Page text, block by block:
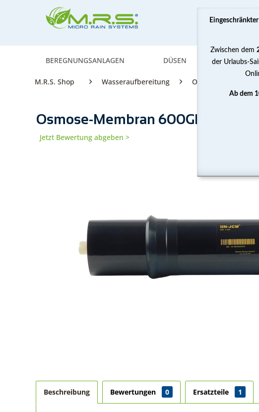
BEREGNUNGSANLAGEN DÜSEN PUMPEN
M.R.S. Shop Wasseraufbereitung Osmoseanlagen
Osmose-Membran 600GPD bis
Jetzt Bewertung abgeben >
Beschreibung Bewertungen 0 Ersatzteile 1
Zwischen dem
der Urlaubs-
Ab dem